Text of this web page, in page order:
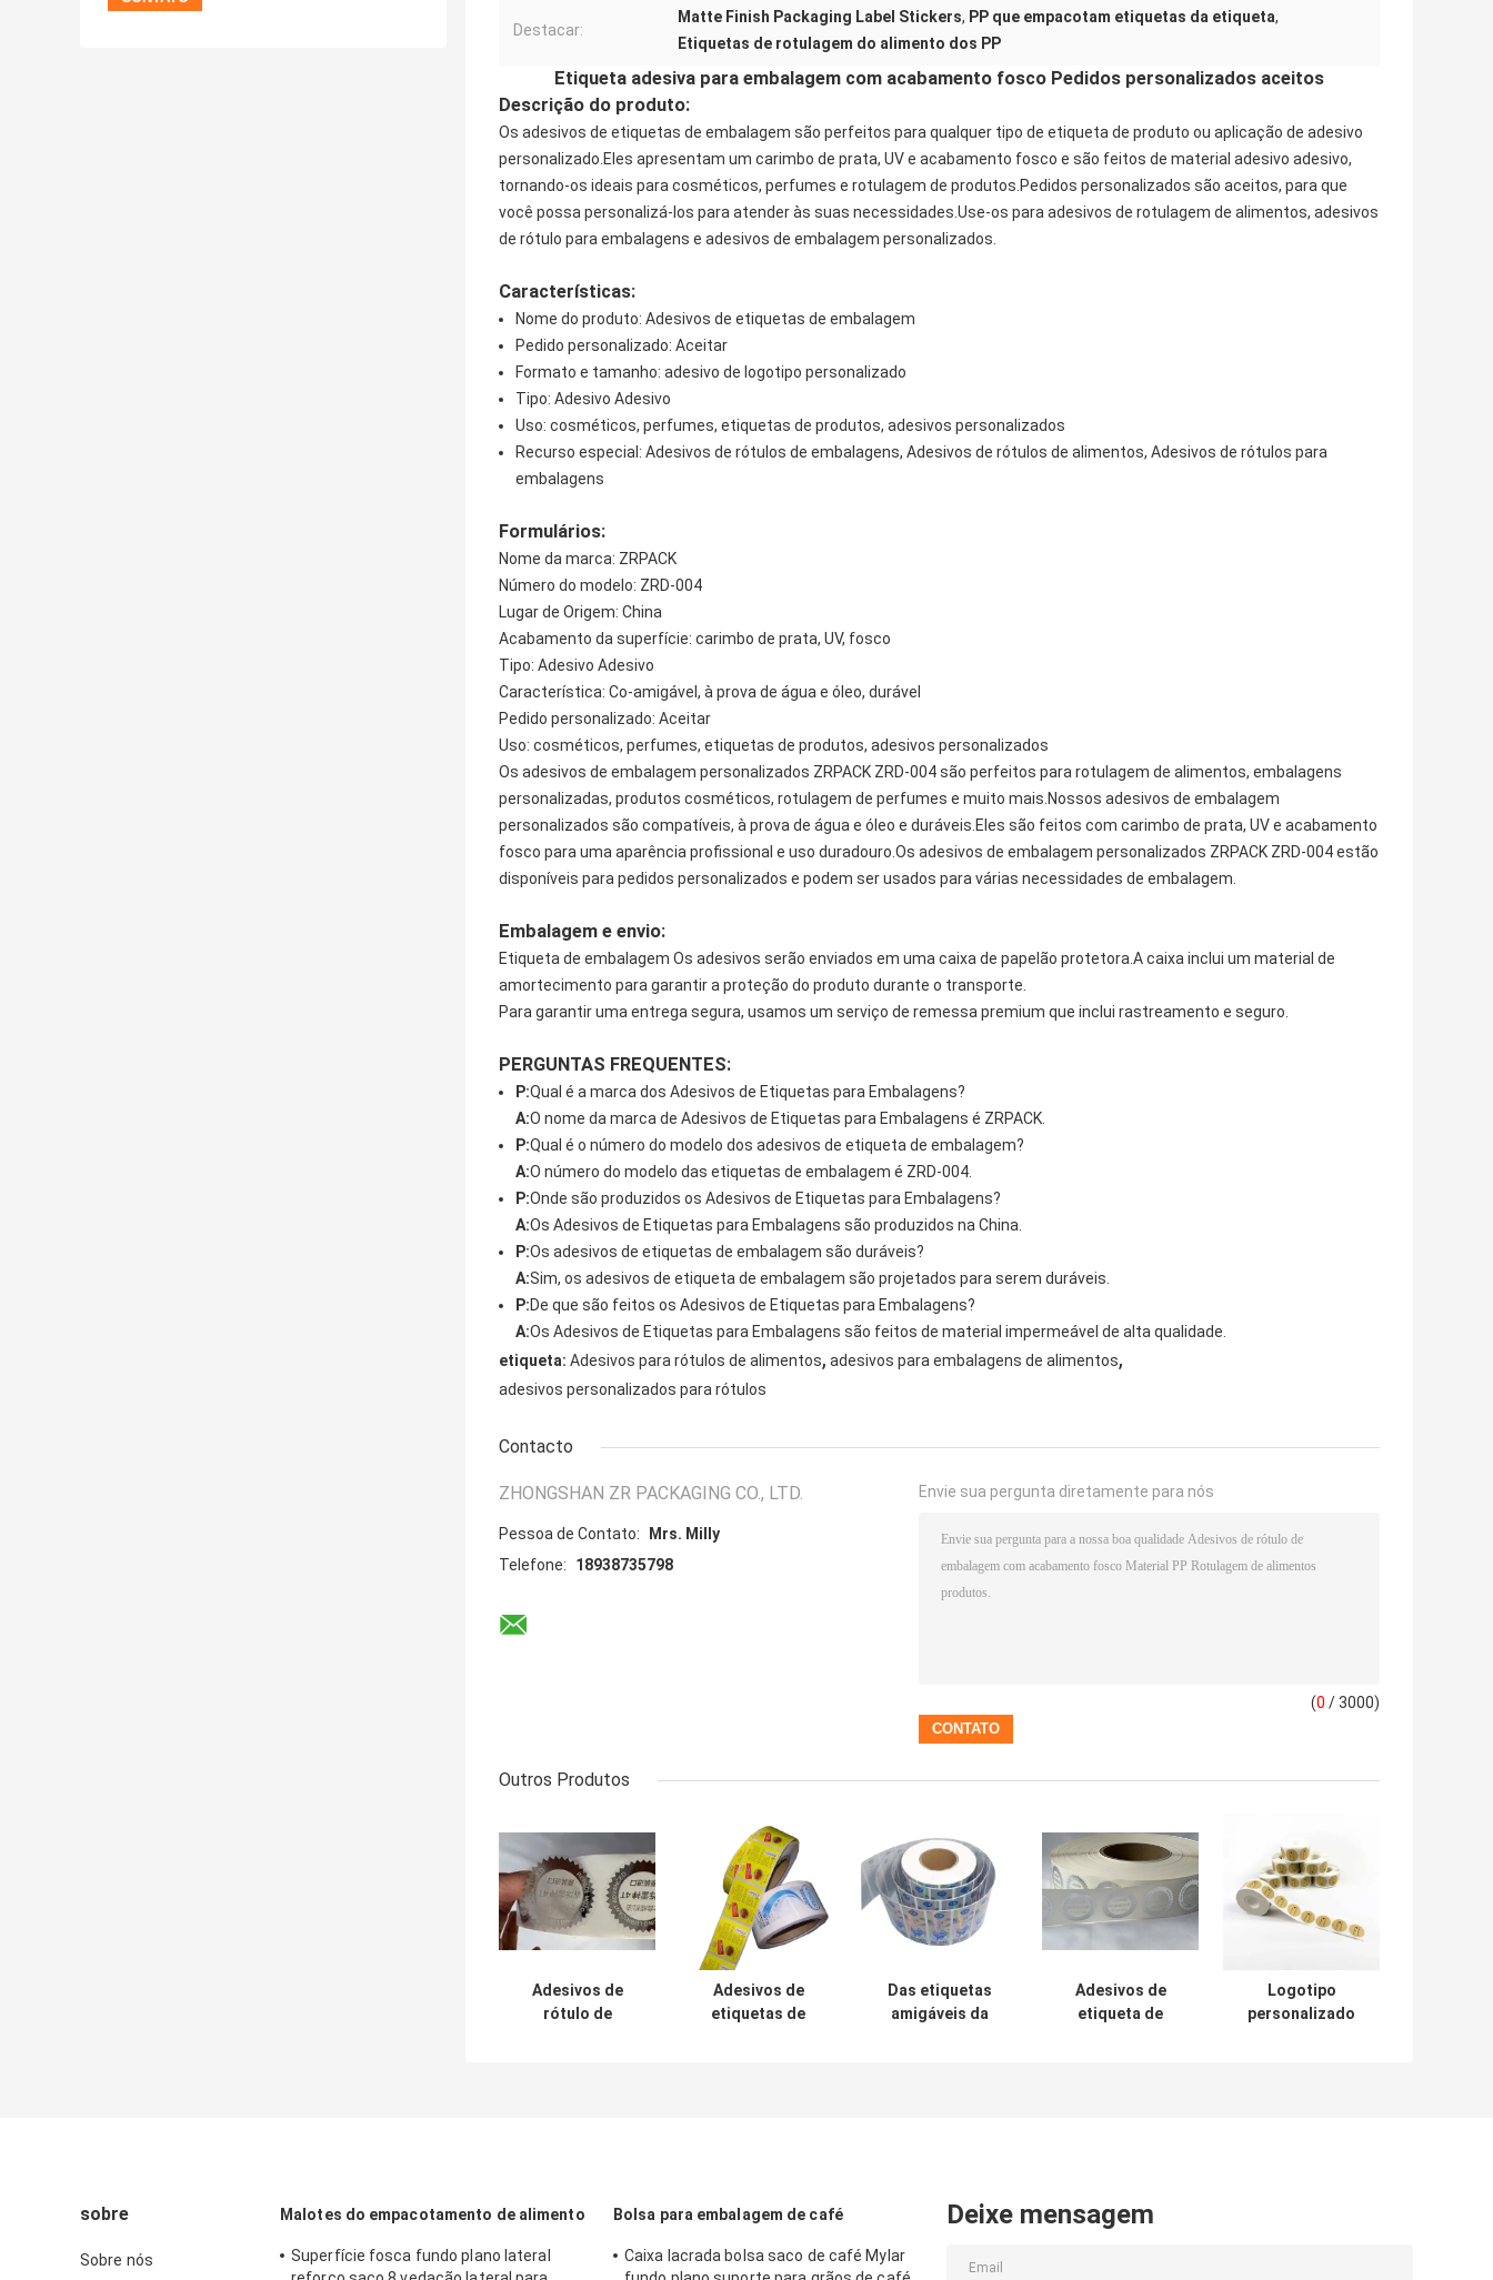
Destacar:
Matte Finish Packaging Label Stickers, PP que empacotam etiquetas da etiqueta,
Etiquetas de rotulagem do alimento dos PP
Etiqueta adesiva para embalagem com acabamento fosco Pedidos personalizados aceitos
Descrição do produto:
Os adesivos de etiquetas de embalagem são perfeitos para qualquer tipo de etiqueta de produto ou aplicação de adesivo
personalizado.Eles apresentam um carimbo de prata, UV e acabamento fosco e são feitos de material adesivo adesivo,
tornando-os ideais para cosméticos, perfumes e rotulagem de produtos.Pedidos personalizados são aceitos, para que
você possa personalizá-los para atender às suas necessidades.Use-os para adesivos de rotulagem de alimentos, adesivos
de rótulo para embalagens e adesivos de embalagem personalizados.
Características:
Nome do produto: Adesivos de etiquetas de embalagem
Pedido personalizado: Aceitar
Formato e tamanho: adesivo de logotipo personalizado
Tipo: Adesivo Adesivo
Uso: cosméticos, perfumes, etiquetas de produtos, adesivos personalizados
Recurso especial: Adesivos de rótulos de embalagens, Adesivos de rótulos de alimentos, Adesivos de rótulos para
embalagens
Formulários:
Nome da marca: ZRPACK
Número do modelo: ZRD-004
Lugar de Origem: China
Acabamento da superfície: carimbo de prata, UV, fosco
Tipo: Adesivo Adesivo
Característica: Co-amigável, à prova de água e óleo, durável
Pedido personalizado: Aceitar
Uso: cosméticos, perfumes, etiquetas de produtos, adesivos personalizados
Os adesivos de embalagem personalizados ZRPACK ZRD-004 são perfeitos para rotulagem de alimentos, embalagens
personalizadas, produtos cosméticos, rotulagem de perfumes e muito mais.Nossos adesivos de embalagem
personalizados são compatíveis, à prova de água e óleo e duráveis.Eles são feitos com carimbo de prata, UV e acabamento
fosco para uma aparência profissional e uso duradouro.Os adesivos de embalagem personalizados ZRPACK ZRD-004 estão
disponíveis para pedidos personalizados e podem ser usados ​​para várias necessidades de embalagem.
Embalagem e envio:
Etiqueta de embalagem Os adesivos serão enviados em uma caixa de papelão protetora.A caixa inclui um material de
amortecimento para garantir a proteção do produto durante o transporte.
Para garantir uma entrega segura, usamos um serviço de remessa premium que inclui rastreamento e seguro.
PERGUNTAS FREQUENTES:
P:Qual é a marca dos Adesivos de Etiquetas para Embalagens?
A:O nome da marca de Adesivos de Etiquetas para Embalagens é ZRPACK.
P:Qual é o número do modelo dos adesivos de etiqueta de embalagem?
A:O número do modelo das etiquetas de embalagem é ZRD-004.
P:Onde são produzidos os Adesivos de Etiquetas para Embalagens?
A:Os Adesivos de Etiquetas para Embalagens são produzidos na China.
P:Os adesivos de etiquetas de embalagem são duráveis?
A:Sim, os adesivos de etiqueta de embalagem são projetados para serem duráveis.
P:De que são feitos os Adesivos de Etiquetas para Embalagens?
A:Os Adesivos de Etiquetas para Embalagens são feitos de material impermeável de alta qualidade.
etiqueta: Adesivos para rótulos de alimentos, adesivos para embalagens de alimentos,
adesivos personalizados para rótulos
Contacto
ZHONGSHAN ZR PACKAGING CO., LTD.
Pessoa de Contato:
Mrs. Milly
Telefone:
18938735798
Envie sua pergunta diretamente para nós
(0 / 3000)
Outros Produtos
Adesivos de
rótulo de
Adesivos de
etiquetas de
Das etiquetas
amigáveis da
Adesivos de
etiqueta de
Logotipo
personalizado
sobre
Sobre nós
Malotes do empacotamento de alimento
Superfície fosca fundo plano lateral
Bolsa para embalagem de café
Caixa lacrada bolsa saco de café Mylar
Deixe mensagem